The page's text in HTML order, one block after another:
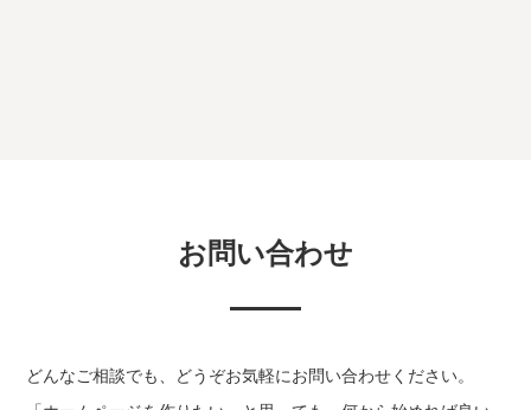
お問い合わせ
どんなご相談でも、どうぞお気軽にお問い合わせください。